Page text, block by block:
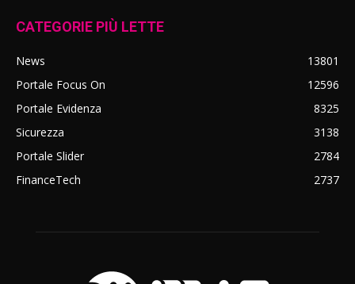
CATEGORIE PIÙ LETTE
News
13801
Portale Focus On
12596
Portale Evidenza
8325
Sicurezza
3138
Portale Slider
2784
FinanceTech
2737